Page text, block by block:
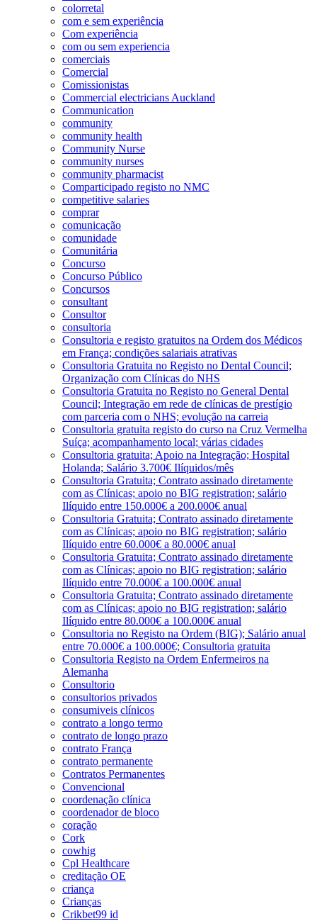
colorretal
com e sem experiência
Com experiência
com ou sem experiencia
comerciais
Comercial
Comissionistas
Commercial electricians Auckland
Communication
community
community health
Community Nurse
community nurses
community pharmacist
Comparticipado registo no NMC
competitive salaries
comprar
comunicação
comunidade
Comunitária
Concurso
Concurso Público
Concursos
consultant
Consultor
consultoria
Consultoria e registo gratuitos na Ordem dos Médicos
em França; condições salariais atrativas
Consultoria Gratuita no Registo no Dental Council;
Organização com Clínicas do NHS
Consultoria Gratuita no Registo no General Dental
Council; Integração em rede de clínicas de prestígio
com parceria com o NHS; evolução na carreia
Consultoria gratuita registo do curso na Cruz Vermelha
Suíça; acompanhamento local; várias cidades
Consultoria gratuita; Apoio na Integração; Hospital
Holanda; Salário 3.700€ Ilíquidos/mês
Consultoria Gratuita; Contrato assinado diretamente
com as Clínicas; apoio no BIG registration; salário
Ilíquido entre 150.000€ a 200.000€ anual
Consultoria Gratuita; Contrato assinado diretamente
com as Clínicas; apoio no BIG registration; salário
Ilíquido entre 60.000€ a 80.000€ anual
Consultoria Gratuita; Contrato assinado diretamente
com as Clínicas; apoio no BIG registration; salário
Ilíquido entre 70.000€ a 100.000€ anual
Consultoria Gratuita; Contrato assinado diretamente
com as Clínicas; apoio no BIG registration; salário
Ilíquido entre 80.000€ a 100.000€ anual
Consultoria no Registo na Ordem (BIG); Salário anual
entre 70.000€ a 100.000€; Consultoria gratuita
Consultoria Registo na Ordem Enfermeiros na
Alemanha
Consultorio
consultorios privados
consumiveis clínicos
contrato a longo termo
contrato de longo prazo
contrato França
contrato permanente
Contratos Permanentes
Convencional
coordenação clínica
coordenador de bloco
coração
Cork
cowhig
Cpl Healthcare
creditação OE
criança
Crianças
Crikbet99 id